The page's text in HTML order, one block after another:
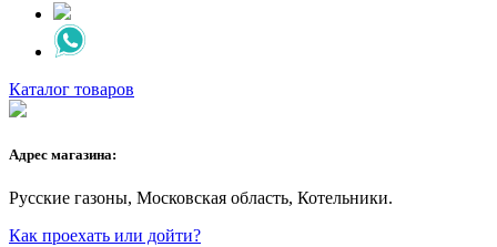
Каталог товаров
Адрес магазина:
Русские газоны, Московская область, Котельники.
Как проехать или дойти?